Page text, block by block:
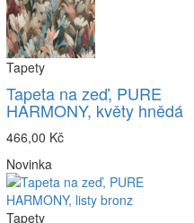
Tapety
Tapeta na zeď, PURE
HARMONY, květy hnědá
466,00 Kč
Novinka
Tapety